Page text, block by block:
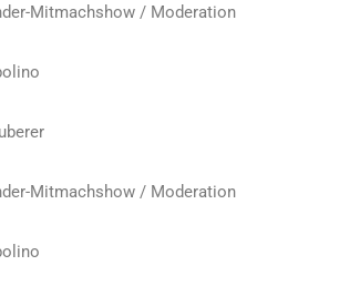
Mitmachshow / Moderation
Mitmachshow / Moderation